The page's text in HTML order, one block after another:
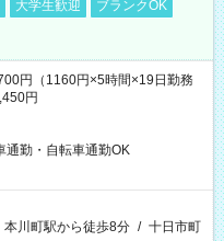
大学生歓迎
ブランクOK
円（1160円×5時間×19日勤務
円
通勤・自転車通勤OK
本川町駅から徒歩8分 / 十日市町